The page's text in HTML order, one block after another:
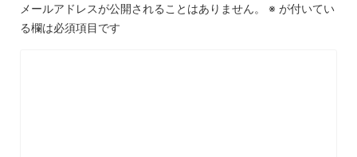
メールアドレスが公開されることはありません。 ※ が付いてい
る欄は必須項目です